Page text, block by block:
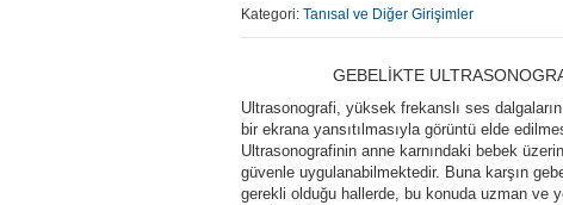
Kategori: Tanısal ve Diğer Girişimler
GEBELİKTE
Ultrasonografi, yüksek frekanslı ses
bir ekrana yansıtılmasıyla görüntü elde
Ultrasonografinin anne karnındaki bebek
güvenle uygulanabilmektedir. Buna karşın
gerekli olduğu hallerde, bu konuda uzman ve